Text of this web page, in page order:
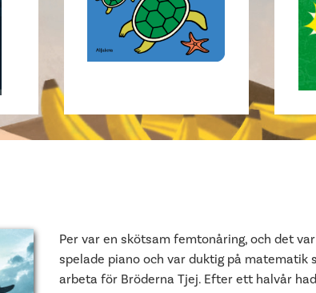
Per var en skötsam femtonåring, och det
spelade piano och var duktig på matematik
arbeta för Bröderna Tjej. Efter ett halvår